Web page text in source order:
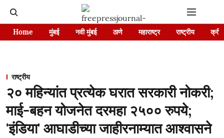
Home मुंबई नवी मुंबई ठाणे महाराष्ट्र राष्ट्रीय
राष्ट्रीय
२० महिन्यांत प्रत्येक घरात सरकारी नोकरी;
माई-बहन योजनेत दरमहा २५०० रुपये;
'इंडिया' आघाडीच्या जाहीरनाम्यात आश्वासने